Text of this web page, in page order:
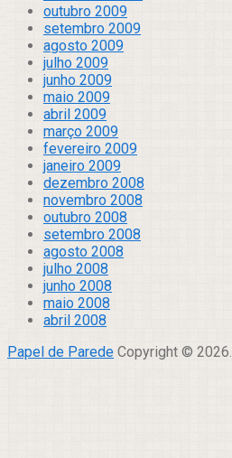
outubro 2009
setembro 2009
agosto 2009
julho 2009
junho 2009
maio 2009
abril 2009
março 2009
fevereiro 2009
janeiro 2009
dezembro 2008
novembro 2008
outubro 2008
setembro 2008
agosto 2008
julho 2008
junho 2008
maio 2008
abril 2008
Papel de Parede Copyright © 2026.